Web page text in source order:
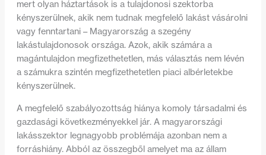
mert olyan háztartások is a tulajdonosi szektorba
kényszerülnek, akik nem tudnak megfelelő lakást vásárolni
vagy fenntartani – Magyarország a szegény
lakástulajdonosok országa. Azok, akik számára a
magántulajdon megfizethetetlen, más választás nem lévén
a számukra szintén megfizethetetlen piaci albérletekbe
kényszerülnek.
A megfelelő szabályozottság hiánya komoly társadalmi és
gazdasági következményekkel jár. A magyarországi
lakásszektor legnagyobb problémája azonban nem a
forráshiány. Abból az összegből amelyet ma az állam